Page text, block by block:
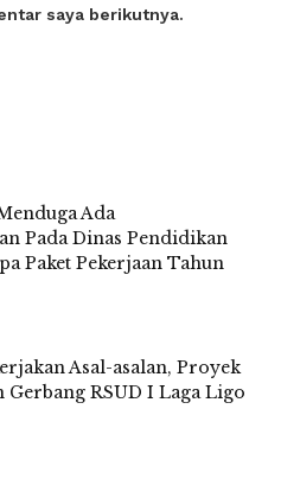
saya berikutnya.
Ada
Pada Dinas Pendidikan
Paket Pekerjaan Tahun
Asal-asalan, Proyek
Gerbang RSUD I Laga Ligo